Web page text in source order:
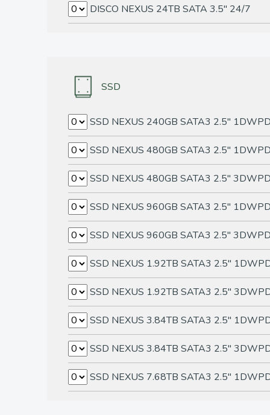
DISCO NEXUS 24TB SATA 3.5" 24/7
SSD
SSD NEXUS 240GB SATA3 2.5"
SSD NEXUS 480GB SATA3 2.5"
SSD NEXUS 480GB SATA3 2.5"
SSD NEXUS 960GB SATA3 2.5"
SSD NEXUS 960GB SATA3 2.5"
SSD NEXUS 1.92TB SATA3 2.5"
SSD NEXUS 1.92TB SATA3 2.5"
SSD NEXUS 3.84TB SATA3 2.5"
SSD NEXUS 3.84TB SATA3 2.5"
SSD NEXUS 7.68TB SATA3 2.5"